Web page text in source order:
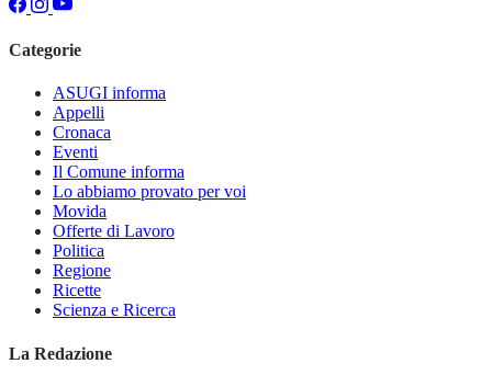
Categorie
ASUGI informa
Appelli
Cronaca
Eventi
Il Comune informa
Lo abbiamo provato per voi
Movida
Offerte di Lavoro
Politica
Regione
Ricette
Scienza e Ricerca
La Redazione